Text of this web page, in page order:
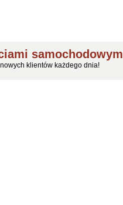
klientów każdego dnia!